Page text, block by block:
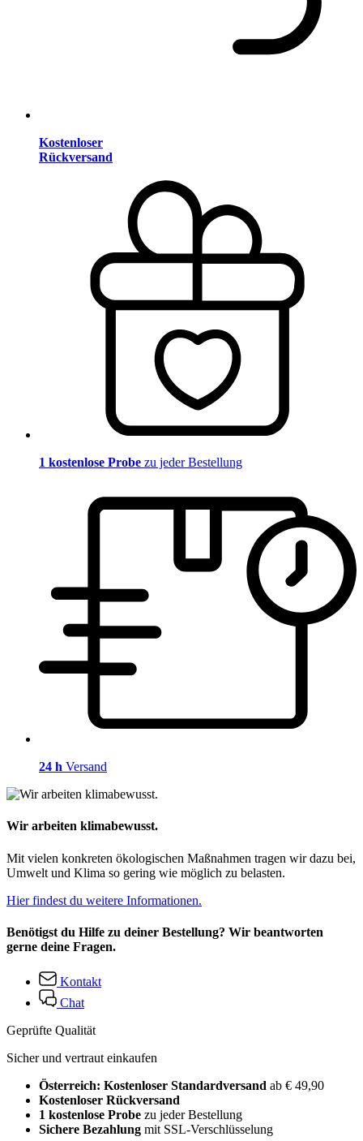
Kostenloser
Rückversand
1 kostenlose Probe zu jeder Bestellung
24 h Versand
Wir arbeiten klimabewusst.
Mit vielen konkreten ökologischen Maßnahmen tragen wir dazu bei,
Umwelt und Klima so gering wie möglich zu belasten.
Hier findest du weitere Informationen.
Benötigst du Hilfe zu deiner Bestellung? Wir beantworten
gerne deine Fragen.
Kontakt
Chat
Geprüfte Qualität
Sicher und vertraut einkaufen
Österreich: Kostenloser Standardversand ab € 49,90
Kostenloser Rückversand
1 kostenlose Probe zu jeder Bestellung
Sichere Bezahlung mit SSL-Verschlüsselung